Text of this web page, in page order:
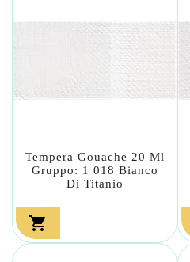
Tempera Gouache 20 Ml
Gruppo: 1 018 Bianco
Di Titanio
